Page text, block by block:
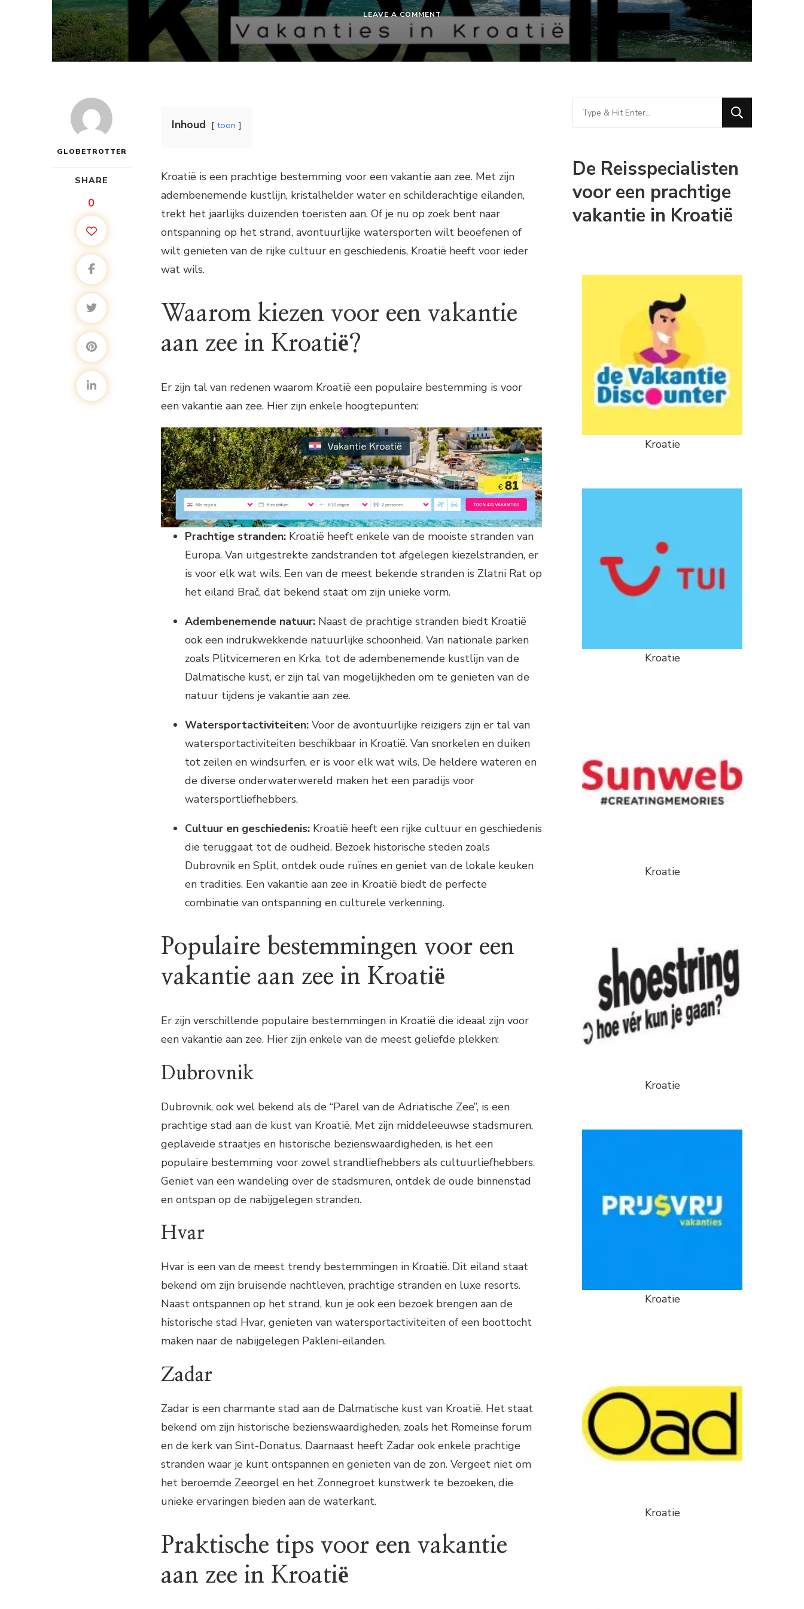
LEAVE A COMMENTON
VAKANTIE
AAN
ZEE
KROATIË
GLOBETROTTER
SHARE
0
Inhoud toon
Kroatië is een prachtige bestemming voor een vakantie aan zee. Met zijn
adembenemende kustlijn, kristalhelder water en schilderachtige eilanden,
trekt het jaarlijks duizenden toeristen aan. Of je nu op zoek bent naar
ontspanning op het strand, avontuurlijke watersporten wilt beoefenen of
wilt genieten van de rijke cultuur en geschiedenis, Kroatië heeft voor ieder
wat wils.
Waarom kiezen voor een vakantie
aan zee in Kroatië?
Er zijn tal van redenen waarom Kroatië een populaire bestemming is voor
een vakantie aan zee. Hier zijn enkele hoogtepunten:
Prachtige stranden: Kroatië heeft enkele van de mooiste stranden van
Europa. Van uitgestrekte zandstranden tot afgelegen kiezelstranden, er
is voor elk wat wils. Een van de meest bekende stranden is Zlatni Rat op
het eiland Brač, dat bekend staat om zijn unieke vorm.
Adembenemende natuur: Naast de prachtige stranden biedt Kroatië
ook een indrukwekkende natuurlijke schoonheid. Van nationale parken
zoals Plitvicemeren en Krka, tot de adembenemende kustlijn van de
Dalmatische kust, er zijn tal van mogelijkheden om te genieten van de
natuur tijdens je vakantie aan zee.
Watersportactiviteiten: Voor de avontuurlijke reizigers zijn er tal van
watersportactiviteiten beschikbaar in Kroatië. Van snorkelen en duiken
tot zeilen en windsurfen, er is voor elk wat wils. De heldere wateren en
de diverse onderwaterwereld maken het een paradijs voor
watersportliefhebbers.
Cultuur en geschiedenis: Kroatië heeft een rijke cultuur en geschiedenis
die teruggaat tot de oudheid. Bezoek historische steden zoals
Dubrovnik en Split, ontdek oude ruïnes en geniet van de lokale keuken
en tradities. Een vakantie aan zee in Kroatië biedt de perfecte
combinatie van ontspanning en culturele verkenning.
Populaire bestemmingen voor een
vakantie aan zee in Kroatië
Er zijn verschillende populaire bestemmingen in Kroatië die ideaal zijn voor
een vakantie aan zee. Hier zijn enkele van de meest geliefde plekken:
Dubrovnik
Dubrovnik, ook wel bekend als de “Parel van de Adriatische Zee”, is een
prachtige stad aan de kust van Kroatië. Met zijn middeleeuwse stadsmuren,
geplaveide straatjes en historische bezienswaardigheden, is het een
populaire bestemming voor zowel strandliefhebbers als cultuurliefhebbers.
Geniet van een wandeling over de stadsmuren, ontdek de oude binnenstad
en ontspan op de nabijgelegen stranden.
Hvar
Hvar is een van de meest trendy bestemmingen in Kroatië. Dit eiland staat
bekend om zijn bruisende nachtleven, prachtige stranden en luxe resorts.
Naast ontspannen op het strand, kun je ook een bezoek brengen aan de
historische stad Hvar, genieten van watersportactiviteiten of een boottocht
maken naar de nabijgelegen Pakleni-eilanden.
Zadar
Zadar is een charmante stad aan de Dalmatische kust van Kroatië. Het staat
bekend om zijn historische bezienswaardigheden, zoals het Romeinse forum
en de kerk van Sint-Donatus. Daarnaast heeft Zadar ook enkele prachtige
stranden waar je kunt ontspannen en genieten van de zon. Vergeet niet om
het beroemde Zeeorgel en het Zonnegroet kunstwerk te bezoeken, die
unieke ervaringen bieden aan de waterkant.
Praktische tips voor een vakantie
aan zee in Kroatië
Looking
for
De Reisspecialisten
voor een prachtige
vakantie in Kroatië
Kroatie
Kroatie
Kroatie
Kroatie
Kroatie
Kroatie